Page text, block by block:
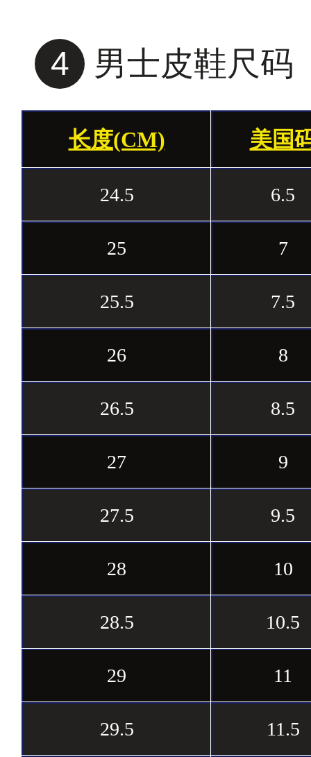
4 男士皮鞋尺码
长度(CM) 美国
24.5 6.5
25 7
25.5 7.5
26 8
26.5 8.5
27 9
27.5 9.5
28 10
28.5 10.5
29 11
29.5 11.5